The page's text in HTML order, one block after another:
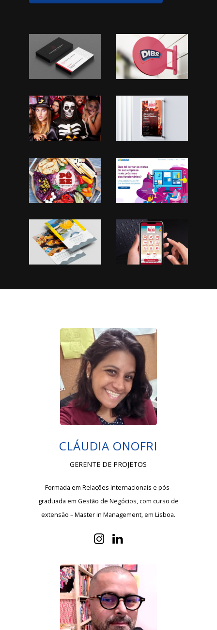
CLÁUDIA ONOFRI
GERENTE DE PROJETOS
Formada em Relações Internacionais e pós-
graduada em Gestão de Negócios, com curso de
extensão – Master in Management, em Lisboa.